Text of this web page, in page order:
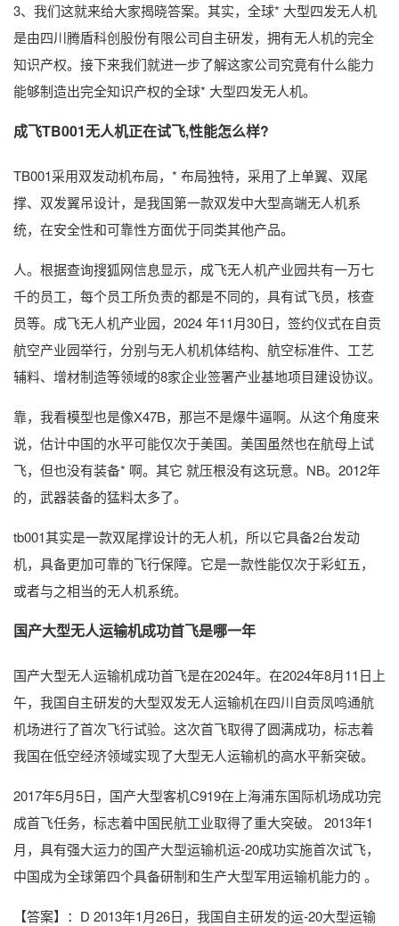
3、我们这就来给大家揭晓答案。其实，全球* 大型四发无人机
是由四川腾盾科创股份有限公司自主研发，拥有无人机的完全
知识产权。接下来我们就进一步了解这家公司究竟有什么能力
能够制造出完全知识产权的全球* 大型四发无人机。
成飞TB001无人机正在试飞,性能怎么样?
TB001采用双发动机布局，* 布局独特，采用了上单翼、双尾
撑、双发翼吊设计，是我国第一款双发中大型高端无人机系
统，在安全性和可靠性方面优于同类其他产品。
人。根据查询搜狐网信息显示，成飞无人机产业园共有一万七
千的员工，每个员工所负责的都是不同的，具有试飞员，核查
员等。成飞无人机产业园，2024 年11月30日，签约仪式在自贡
航空产业园举行，分别与无人机机体结构、航空标准件、工艺
辅料、增材制造等领域的8家企业签署产业基地项目建设协议。
靠，我看模型也是像X47B，那岂不是爆牛逼啊。从这个角度来
说，估计中国的水平可能仅次于美国。美国虽然也在航母上试
飞，但也没有装备* 啊。其它 就压根没有这玩意。NB。2012年
的，武器装备的猛料太多了。
tb001其实是一款双尾撑设计的无人机，所以它具备2台发动
机，具备更加可靠的飞行保障。它是一款性能仅次于彩虹五，
或者与之相当的无人机系统。
国产大型无人运输机成功首飞是哪一年
国产大型无人运输机成功首飞是在2024年。在2024年8月11日上
午，我国自主研发的大型双发无人运输机在四川自贡凤鸣通航
机场进行了首次飞行试验。这次首飞取得了圆满成功，标志着
我国在低空经济领域实现了大型无人运输机的高水平新突破。
2017年5月5日，国产大型客机C919在上海浦东国际机场成功完
成首飞任务，标志着中国民航工业取得了重大突破。 2013年1
月，具有强大运力的国产大型运输机运-20成功实施首次试飞，
中国成为全球第四个具备研制和生产大型军用运输机能力的 。
【答案】：D 2013年1月26日，我国自主研发的运-20大型运输